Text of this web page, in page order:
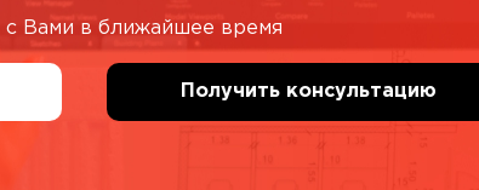
с Вами в ближайшее время